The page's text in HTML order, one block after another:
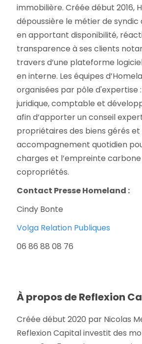
immobilière. Créée début 2016,
dépoussière le métier de
en apportant disponibilité,
transparence à ses clients
travers d’une plateforme
en interne. Les équipes
organisées par pôle d'expertise
juridique, comptable et
afin d’apporter un conseil
propriétaires des biens gérés et
accompagnement quotidien
charges et l’empreinte carbone
copropriétés.
Contact Presse Homeland :
Cindy Bonte
Volga Relation Publiques
06 86 88 08 76
À propos de Reflexion
Créée début 2020 par Nicolas
Reflexion Capital investit des